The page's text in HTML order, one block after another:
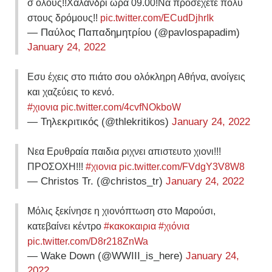
σ όλους!!Χαλάνδρι ώρα 09.00!Να προσέχετε πολύ
στους δρόμους!! pic.twitter.com/ECudDjhrIk
— Παύλος Παπαδημητρίου (@pavlospapadim)
January 24, 2022
Εσυ έχεις στο πιάτο σου ολόκληρη Αθήνα, ανοίγεις
και χαζεύεις το κενό.
#χιονια pic.twitter.com/4cvfNOkboW
— Τηλεκριτικός (@thlekritikos) January 24, 2022
Νεα Ερυθραία παιδια ριχνει απιστευτο χιονι!!!
ΠΡΟΣΟΧΗ!!! #χιονια pic.twitter.com/FVdgY3V8W8
— Christos Tr. (@christos_tr) January 24, 2022
Μόλις ξεκίνησε η χιονόπτωση στο Μαρούσι,
κατεβαίνει κέντρο #κακοκαιρια #χιόνια
pic.twitter.com/D8r218ZnWa
— Wake Down (@WWIII_is_here) January 24,